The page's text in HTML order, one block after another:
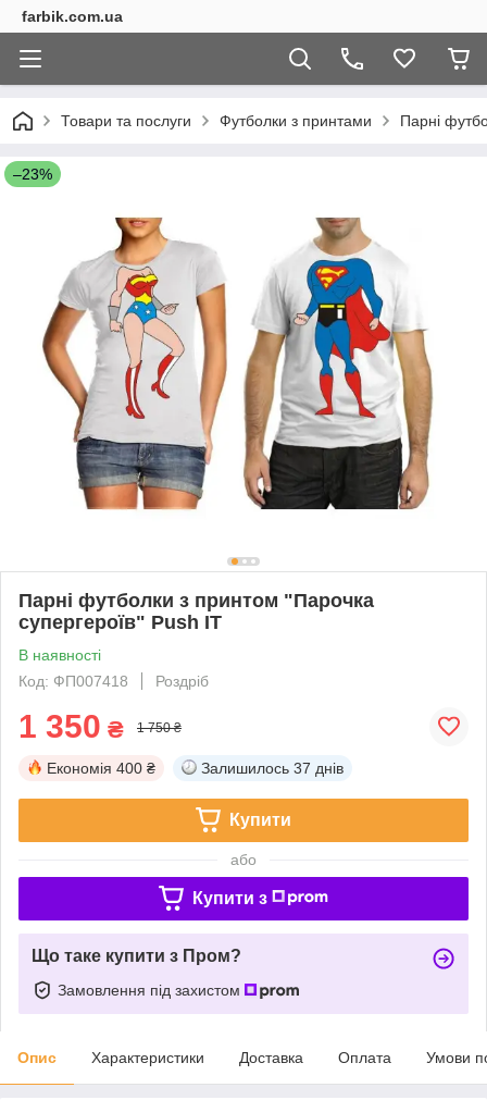
farbik.com.ua
Товари та послуги Футболки з принтами Парні
–23%
Парні футболки з принтом "Парочка
супергероїв" Push IT
В наявності
Код: ФП007418
Роздріб
1 350 ₴ 1 750 ₴
Економія 400 ₴ Залишилось 37 днів
Купити
або
Купити з
Що таке купити з Пром?
Замовлення під захистом
Опис Характеристики Доставка Оплата Умови